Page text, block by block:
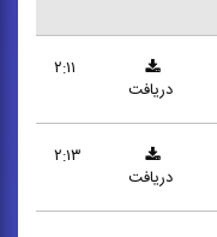
۲:۱۱
دریافت
۲:۱۳
دریافت